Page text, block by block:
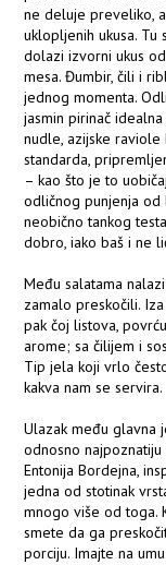
ne deluje preveliko,
uklopljenih ukusa.
dolazi izvorni ukus
mesa. Đumbir, čili i
jednog momenta.
jasmin pirinač
nudle, azijske raviole
standarda,
– kao što je to
odličnog punjenja
neobično tankog
dobro, iako baš i ne
Među salatama
zamalo preskočili.
pak čoj listova,
arome; sa čilijem i
Tip jela koji vrlo
kakva nam se servira.
Ulazak među glavna
odnosno
Entonija Bordejna,
jedna od stotinak
mnogo više od toga.
smete da ga
porciju. Imajte na